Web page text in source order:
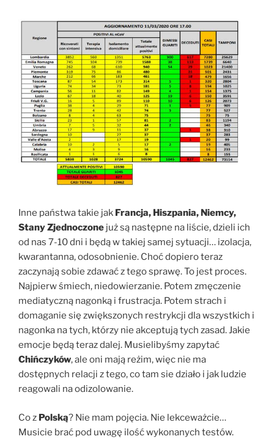
Inne państwa takie jak Francja, Hiszpania, Niemcy,
Stany Zjednoczone już są następne na liście, dzieli ich
od nas 7-10 dni i będą w takiej samej sytuacji… izolacja,
kwarantanna, odosobnienie. Choć dopiero teraz
zaczynają sobie zdawać z tego sprawę. To jest proces.
Najpierw śmiech, niedowierzanie. Potem zmęczenie
mediatyczną nagonką i frustracja. Potem strach i
domaganie się zwiększonych restrykcji dla wszystkich i
nagonka na tych, którzy nie akceptują tych zasad. Jakie
emocje będą teraz dalej. Musielibyśmy zapytać
Chińczyków, ale oni mają reżim, więc nie ma
dostępnych relacji z tego, co tam sie działo i jak ludzie
reagowali na odizolowanie.
Co z Polską? Nie mam pojęcia. Nie lekceważcie…
Musicie brać pod uwagę ilość wykonanych testów.